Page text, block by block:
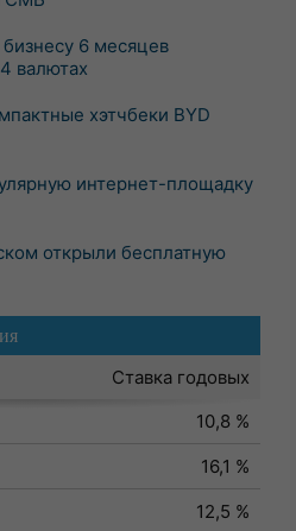
6 месяцев
валютах
хэтчбеки BYD
интернет-площадку
открыли бесплатную
Ставка годовых
10,8 %
16,1 %
12,5 %